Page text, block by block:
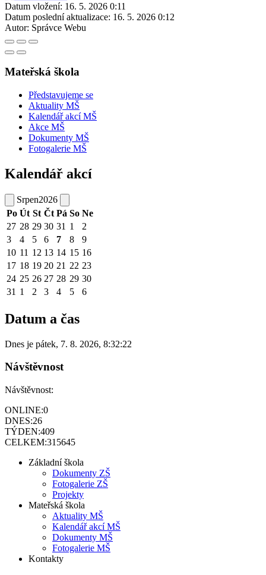
Datum vložení: 16. 5. 2026 0:11
Datum poslední aktualizace: 16. 5. 2026 0:12
Autor: Správce Webu
Mateřská škola
Představujeme se
Aktuality MŠ
Kalendář akcí MŠ
Akce MŠ
Dokumenty MŠ
Fotogalerie MŠ
Kalendář akcí
Srpen2026
Po Út St Čt Pá So Ne
27 28 29 30 31 1
2
3
4 5 6 7 8
9
10 11 12 13 14 15 16
17 18 19 20 21 22 23
24 25 26 27 28 29 30
31 1 2 3 4 5 6
Datum a čas
Dnes je pátek, 7. 8. 2026, 8:32:22
Návštěvnost
Návštěvnost:
ONLINE:0
DNES:26
TÝDEN:409
CELKEM:315645
Základní škola
Dokumenty ZŠ
Fotogalerie ZŠ
Projekty
Mateřská škola
Aktuality MŠ
Kalendář akcí MŠ
Dokumenty MŠ
Fotogalerie MŠ
Kontakty